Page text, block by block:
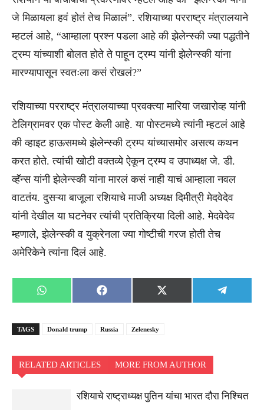
जे मिळायला हवं होतं तेच मिळालं”. रशियाच्या परराष्ट्र मंत्रालयाने
म्हटलं आहे, “आम्हाला प्रश्न पडला आहे की झेलेन्स्की ज्या पद्धतीने
ट्रम्प यांच्याशी बोलत होते ते पाहून ट्रम्प यांनी झेलेन्स्की यांना
मारण्यापासून स्वतःला कसं रोखलं?”
रशियाच्या परराष्ट्र मंत्रालयाच्या प्रवक्त्या मारिया जखारोव्ह यांनी
टेलिग्रामवर एक पोस्ट केली आहे. या पोस्टमध्ये त्यांनी म्हटलं आहे
की व्हाइट हाऊसमध्ये झेलेन्स्की ट्रम्प यांच्यासमोर असत्य कथन
करत होते. त्यांची खोटी वक्तव्ये ऐकून ट्रम्प व उपाध्यक्ष जे. डी.
व्हॅन्स यांनी झेलेन्स्की यांना मारलं कसं नाही याचं आम्हाला नवल
वाटतंय. दुसऱ्या बाजूला रशियाचे माजी अध्यक्ष दिमीत्री मेदवेदेव
यांनी देखील या घटनेवर त्यांची प्रतिक्रिया दिली आहे. मेदवेदेव
म्हणाले, झेलेन्स्की व युक्रेनला ज्या गोष्टीची गरज होती तेच
अमेरिकेने त्यांना दिलं आहे.
Share
on
WhatsApp
Share
on
Facebook
Share
on
X
(Twitter)
Share
on
TAGS Donald trump Russia Zelenesky
RELATED ARTICLES MORE FROM AUTHOR
रशियाचे राष्ट्राध्यक्ष पुतिन यांचा भारत दौरा निश्चित